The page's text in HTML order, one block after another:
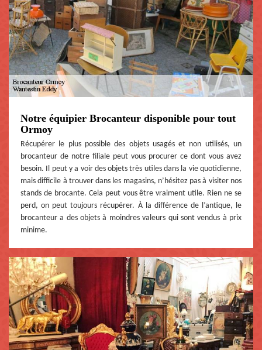
Notre équipier Brocanteur disponible pour tout
Ormoy
Récupérer le plus possible des objets usagés et non utilisés, un
brocanteur de notre filiale peut vous procurer ce dont vous avez
besoin. Il peut y a voir des objets très utiles dans la vie quotidienne,
mais difficile à trouver dans les magasins, n’hésitez pas à visiter nos
stands de brocante. Cela peut vous être vraiment utile. Rien ne se
perd, on peut toujours récupérer. À la différence de l’antique, le
brocanteur a des objets à moindres valeurs qui sont vendus à prix
minime.